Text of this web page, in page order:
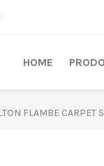
HOME
FLAMBE